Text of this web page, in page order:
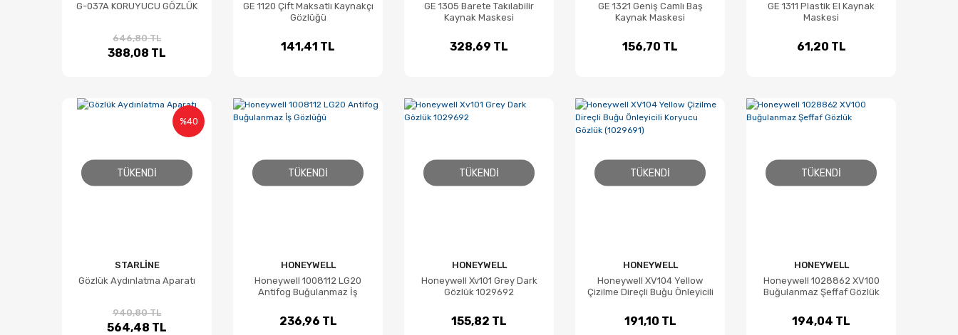
G-037A KORUYUCU GÖZLÜK
646,80 TL
388,08 TL
GE 1120 Çift Maksatlı Kaynakçı
Gözlüğü
141,41 TL
GE 1305 Barete Takılabilir
Kaynak Maskesi
328,69 TL
GE 1321 Geniş Camlı Baş
Kaynak Maskesi
156,70 TL
GE 1311 Plastik El Kaynak
Maskesi
61,20 TL
%40
TÜKENDI
STARLİNE
Gözlük Aydınlatma Aparatı
940,80 TL
564,48 TL
TÜKENDI
HONEYWELL
Honeywell 1008112 LG20
Antifog Buğulanmaz İş
236,96 TL
TÜKENDI
HONEYWELL
Honeywell Xv101 Grey Dark
Gözlük 1029692
155,82 TL
TÜKENDI
HONEYWELL
Honeywell XV104 Yellow
Çizilme Direçli Buğu Önleyicili
191,10 TL
TÜKENDI
HONEYWELL
Honeywell 1028862 XV100
Buğulanmaz Şeffaf Gözlük
194,04 TL